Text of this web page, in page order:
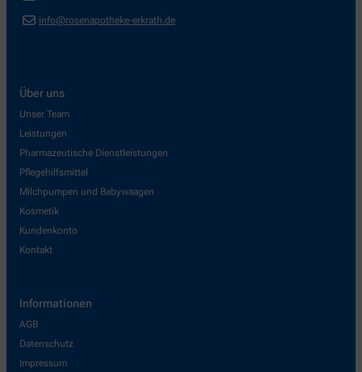
info@rosenapotheke-erkrath.de
Über uns
Unser Team
Leistungen
Pharmazeutische Dienstleistungen
Pflegehilfsmittel
Milchpumpen und Babywaagen
Kosmetik
Kundenkonto
Kontakt
Informationen
AGB
Datenschutz
Impressum